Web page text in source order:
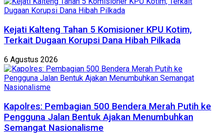
Kejati Kalteng Tahan 5 Komisioner KPU Kotim,
Terkait Dugaan Korupsi Dana Hibah Pilkada
6 Agustus 2026
Kapolres: Pembagian 500 Bendera Merah Putih ke
Pengguna Jalan Bentuk Ajakan Menumbuhkan
Semangat Nasionalisme